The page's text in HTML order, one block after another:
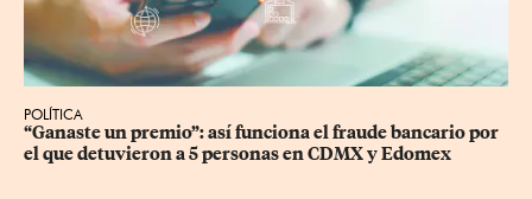
POLÍTICA
“Ganaste un premio”: así funciona el fraude bancario por
el que detuvieron a 5 personas en CDMX y Edomex